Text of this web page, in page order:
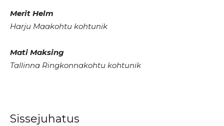
Merit Helm
Harju Maakohtu kohtunik
Mati Maksing
Tallinna Ringkonnakohtu kohtunik
Sissejuhatus